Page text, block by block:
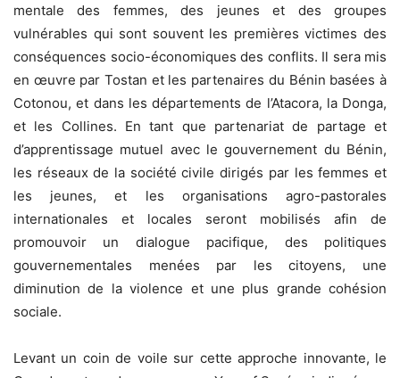
mentale des femmes, des jeunes et des groupes
vulnérables qui sont souvent les premières victimes des
conséquences socio-économiques des conflits. Il sera mis
en œuvre par Tostan et les partenaires du Bénin basées à
Cotonou, et dans les départements de l’Atacora, la Donga,
et les Collines. En tant que partenariat de partage et
d’apprentissage mutuel avec le gouvernement du Bénin,
les réseaux de la société civile dirigés par les femmes et
les jeunes, et les organisations agro-pastorales
internationales et locales seront mobilisés afin de
promouvoir un dialogue pacifique, des politiques
gouvernementales menées par les citoyens, une
diminution de la violence et une plus grande cohésion
sociale.
Levant un coin de voile sur cette approche innovante, le